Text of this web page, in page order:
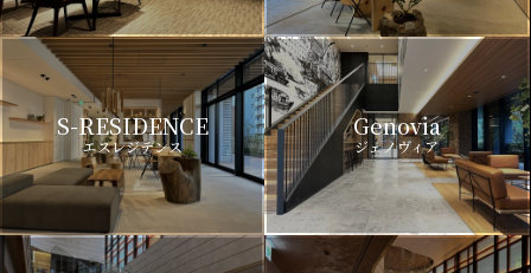
S-RESIDENCE
エスレジデンス
Genovia
ジェノヴィア